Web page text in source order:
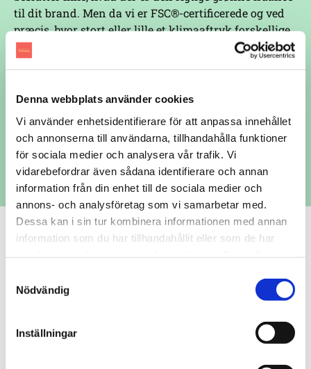
Denna webbplats använder cookies
Vi använder enhetsidentifierare för att anpassa innehållet
och annonserna till användarna, tillhandahålla funktioner
för sociala medier och analysera vår trafik. Vi
vidarebefordrar även sådana identifierare och annan
information från din enhet till de sociala medier och
annons- och analysföretag som vi samarbetar med.
Dessa kan i sin tur kombinera informationen med annan
information som du har tillhandahållit eller som de har
Nödvändig
Inställningar
til dit brand. Men da vi er FSC®-certificerede og ved
præcis, hvor stort eller lille et klimaaftryk forskellige
emballager efterlader, kan vi guide dig til at træffe dét
bæredygtige valg, der passer bedst til din
GO GREEN
Vi elsker at arbejde